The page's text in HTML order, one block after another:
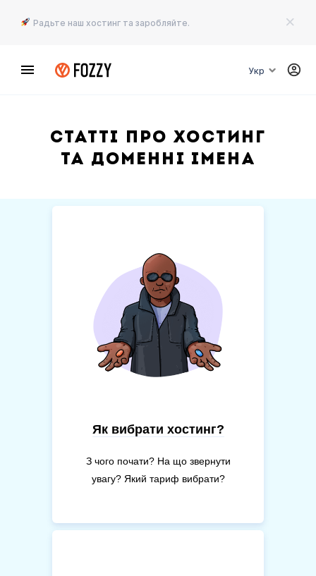
Радьте наш хостинг та заробляйте.
Укр
Статті про хостинг
та доменні імена
Як вибрати хостинг?
З чого почати? На що звернути
увагу? Який тариф вибрати?